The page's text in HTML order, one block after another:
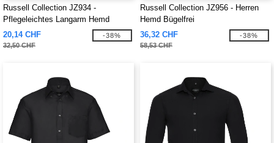
Russell Collection JZ934 -
Pflegeleichtes Langarm Hemd
Herren Poplin
20,14 CHF
32,50 CHF
-38%
Russell Collection JZ956 - Herren
Hemd Bügelfrei
36,32 CHF
58,53 CHF
-38%